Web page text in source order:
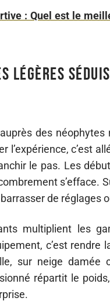
: Quel est le
légères
auprès des néophytes
c’est
le pas. Les
s’efface.
de réglages
multiplient les
c’est rendre
sur neige damée
répartit le